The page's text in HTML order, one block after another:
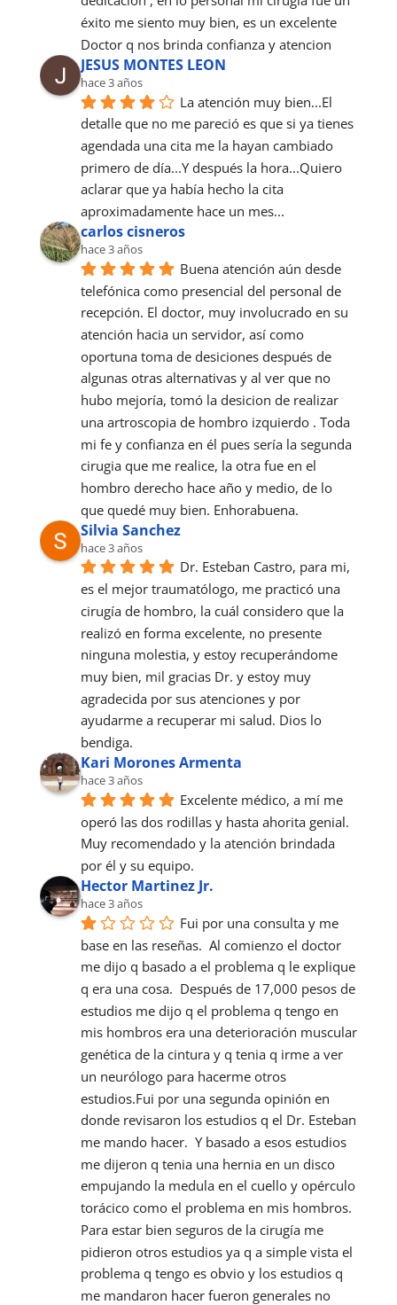
éxito me siento muy bien, es un excelente
Doctor q nos brinda confianza y atencion
JESUS MONTES LEON
hace 3 años
La atención muy bien...El
detalle que no me pareció es que si ya tienes
agendada una cita me la hayan cambiado
primero de día...Y después la hora...Quiero
aclarar que ya había hecho la cita
aproximadamente hace un mes...
carlos cisneros
hace 3 años
Buena atención aún desde
telefónica como presencial del personal de
recepción. El doctor, muy involucrado en su
atención hacia un servidor, así como
oportuna toma de desiciones después de
algunas otras alternativas y al ver que no
hubo mejoría, tomó la desicion de realizar
una artroscopia de hombro izquierdo . Toda
mi fe y confianza en él pues sería la segunda
cirugia que me realice, la otra fue en el
hombro derecho hace año y medio, de lo
que quedé muy bien. Enhorabuena.
Silvia Sanchez
hace 3 años
Dr. Esteban Castro, para mi,
es el mejor traumatólogo, me practicó una
cirugía de hombro, la cuál considero que la
realizó en forma excelente, no presente
ninguna molestia, y estoy recuperándome
muy bien, mil gracias Dr. y estoy muy
agradecida por sus atenciones y por
ayudarme a recuperar mi salud. Dios lo
bendiga.
Kari Morones Armenta
hace 3 años
Excelente médico, a mí me
operó las dos rodillas y hasta ahorita genial.
Muy recomendado y la atención brindada
por él y su equipo.
Hector Martinez Jr.
hace 3 años
Fui por una consulta y me
base en las reseñas.  Al comienzo el doctor
me dijo q basado a el problema q le explique
q era una cosa.  Después de 17,000 pesos de
estudios me dijo q el problema q tengo en
mis hombros era una deterioración muscular
genética de la cintura y q tenia q irme a ver
un neurólogo para hacerme otros
estudios.Fui por una segunda opinión en
donde revisaron los estudios q el Dr. Esteban
me mando hacer.  Y basado a esos estudios
me dijeron q tenia una hernia en un disco
empujando la medula en el cuello y opérculo
torácico como el problema en mis hombros.
Para estar bien seguros de la cirugía me
pidieron otros estudios ya q a simple vista el
problema q tengo es obvio y los estudios q
me mandaron hacer fueron generales no